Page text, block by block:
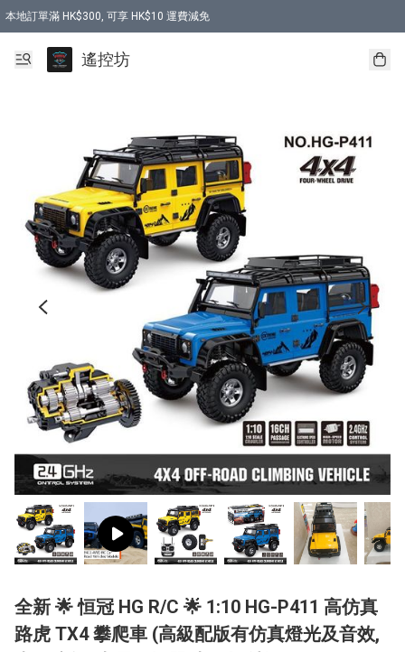
本地訂單滿 HK$300, 可享 HK$10 運費減免
購買 7.6V 6500mah 70C 電池 送 7.6V USB充電器
遙控坊
全新 🌟 恒冠 HG R/C 🌟 1:10 HG-P411 高仿真
路虎 TX4 攀爬車 (高級配版有仿真燈光及音效,